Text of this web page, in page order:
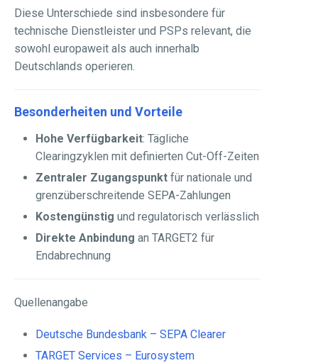
Diese Unterschiede sind insbesondere für
technische Dienstleister und PSPs relevant, die
sowohl europaweit als auch innerhalb
Deutschlands operieren.
Besonderheiten und Vorteile
Hohe Verfügbarkeit: Tägliche
Clearingzyklen mit definierten Cut-Off-Zeiten
Zentraler Zugangspunkt für nationale und
grenzüberschreitende SEPA-Zahlungen
Kostengünstig und regulatorisch verlässlich
Direkte Anbindung an TARGET2 für
Endabrechnung
Quellenangabe
Deutsche Bundesbank – SEPA Clearer
TARGET Services – Eurosystem